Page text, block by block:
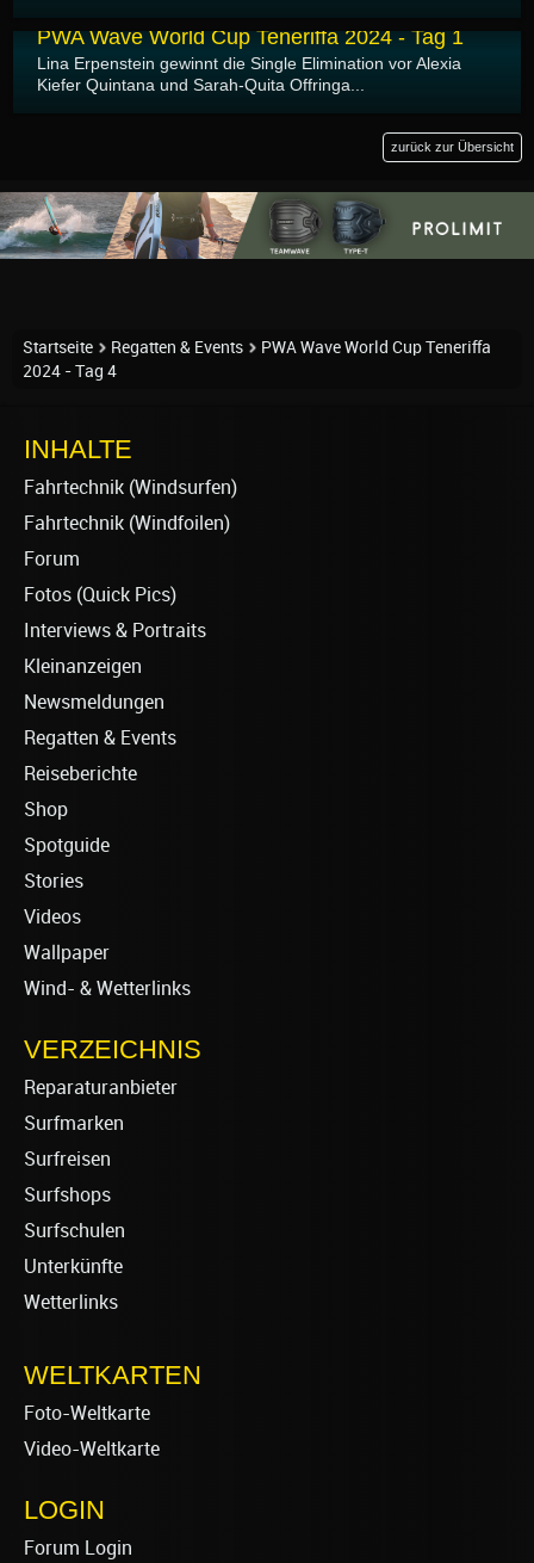
PWA Wave World Cup Teneriffa 2024 - Tag 1
Lina Erpenstein gewinnt die Single Elimination vor Alexia
Kiefer Quintana und Sarah-Quita Offringa...
zurück zur Übersicht
Startseite Regatten & Events
PWA Wave World Cup Teneriffa
2024 - Tag 4
INHALTE
Fahrtechnik (Windsurfen)
Fahrtechnik (Windfoilen)
Forum
Fotos (Quick Pics)
Interviews & Portraits
Kleinanzeigen
Newsmeldungen
Regatten & Events
Reiseberichte
Shop
Spotguide
Stories
Videos
Wallpaper
Wind- & Wetterlinks
VERZEICHNIS
Reparaturanbieter
Surfmarken
Surfreisen
Surfshops
Surfschulen
Unterkünfte
Wetterlinks
WELTKARTEN
Foto-Weltkarte
Video-Weltkarte
LOGIN
Forum Login